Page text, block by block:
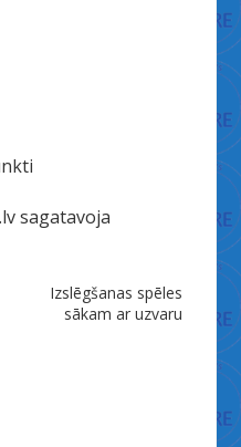
sagatavoja
Izslēgšanas spēles
sākam ar uzvaru